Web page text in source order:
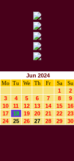
Jun 2024
Mo
Tu We Th Fr Sa
Su
1
2
3
4 5 6 7 8
9
10
11 12 13 14 15
16
17
18 19 20 21 22
23
24
25 26 27 28 29 30